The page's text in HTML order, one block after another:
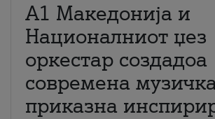
А1 Македонија и
Националниот џез
оркестар создадоа
современа
приказна